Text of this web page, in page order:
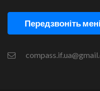
Передзвоніть мені